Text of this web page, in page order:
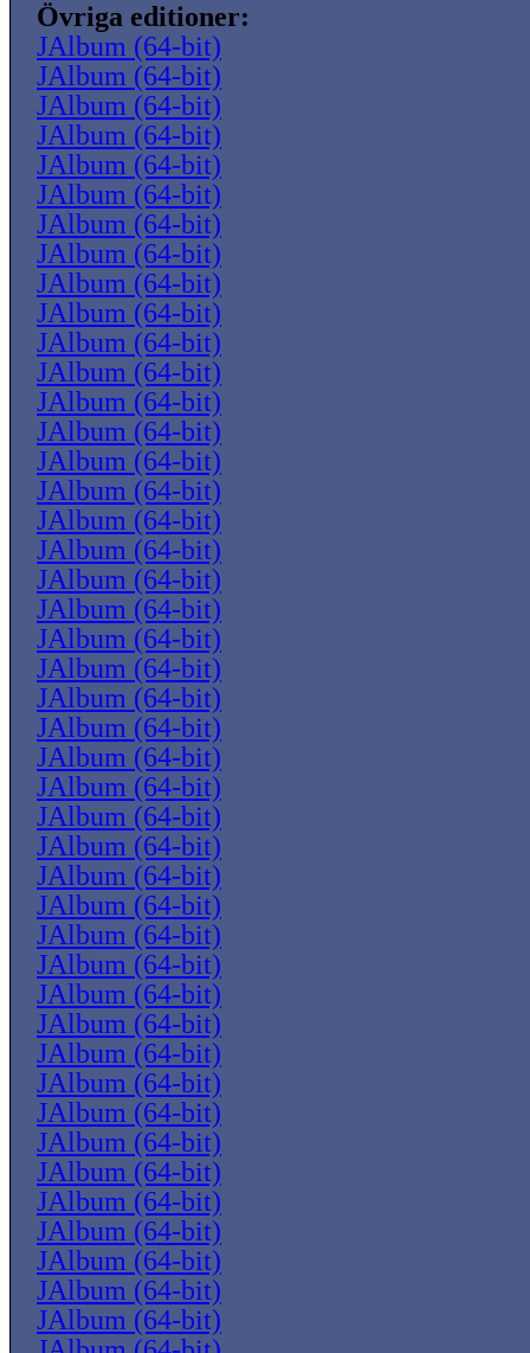
Övriga editioner:
JAlbum (64-bit)
JAlbum (64-bit)
JAlbum (64-bit)
JAlbum (64-bit)
JAlbum (64-bit)
JAlbum (64-bit)
JAlbum (64-bit)
JAlbum (64-bit)
JAlbum (64-bit)
JAlbum (64-bit)
JAlbum (64-bit)
JAlbum (64-bit)
JAlbum (64-bit)
JAlbum (64-bit)
JAlbum (64-bit)
JAlbum (64-bit)
JAlbum (64-bit)
JAlbum (64-bit)
JAlbum (64-bit)
JAlbum (64-bit)
JAlbum (64-bit)
JAlbum (64-bit)
JAlbum (64-bit)
JAlbum (64-bit)
JAlbum (64-bit)
JAlbum (64-bit)
JAlbum (64-bit)
JAlbum (64-bit)
JAlbum (64-bit)
JAlbum (64-bit)
JAlbum (64-bit)
JAlbum (64-bit)
JAlbum (64-bit)
JAlbum (64-bit)
JAlbum (64-bit)
JAlbum (64-bit)
JAlbum (64-bit)
JAlbum (64-bit)
JAlbum (64-bit)
JAlbum (64-bit)
JAlbum (64-bit)
JAlbum (64-bit)
JAlbum (64-bit)
JAlbum (64-bit)